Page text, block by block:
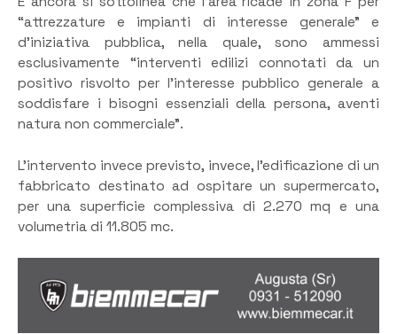
“attrezzature e impianti di interesse generale” e
d’iniziativa pubblica, nella quale, sono ammessi
esclusivamente “interventi edilizi connotati da un
positivo risvolto per l’interesse pubblico generale a
soddisfare i bisogni essenziali della persona, aventi
natura non commerciale”.
L’intervento invece previsto, invece, l’edificazione di un
fabbricato destinato ad ospitare un supermercato,
per una superficie complessiva di 2.270 mq e una
volumetria di 11.805 mc.